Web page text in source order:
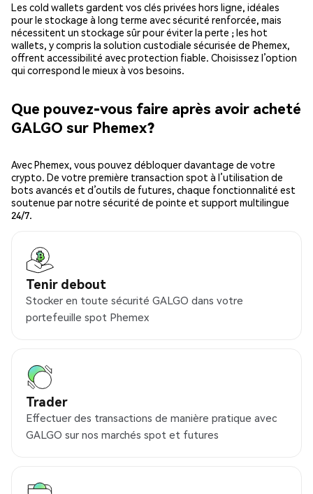
Les cold wallets gardent vos clés privées hors ligne, idéales
pour le stockage à long terme avec sécurité renforcée, mais
nécessitent un stockage sûr pour éviter la perte ; les hot
wallets, y compris la solution custodiale sécurisée de Phemex,
offrent accessibilité avec protection fiable. Choisissez l’option
qui correspond le mieux à vos besoins.
Que pouvez-vous faire après avoir acheté
GALGO sur Phemex?
Avec Phemex, vous pouvez débloquer davantage de votre
crypto. De votre première transaction spot à l’utilisation de
bots avancés et d’outils de futures, chaque fonctionnalité est
soutenue par notre sécurité de pointe et support multilingue
24/7.
Tenir debout
Stocker en toute sécurité GALGO dans votre
portefeuille spot Phemex
Trader
Effectuer des transactions de manière pratique avec
GALGO sur nos marchés spot et futures